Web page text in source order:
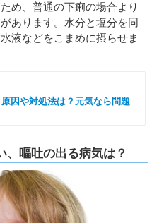
め、普通の下痢の場合より
あります。水分と塩分を同
液などをこまめに摂らせま
因や対処法は？元気なら問題
、嘔吐の出る病気は？